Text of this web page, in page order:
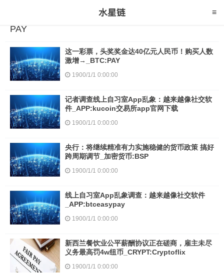
PAY
这一彩票，头奖奖金达40亿元人民币！购买人数
激增→_BTC:PAY
1900/1/1 0:00:00
记者调查线上自习室App乱象：越来越像社交软
件_APP:kucoin交易所app官网下载
1900/1/1 0:00:00
央行：将继续精准有力实施稳健的货币政策 搞好
跨周期调节_加密货币:BSP
1900/1/1 0:00:00
线上自习室App乱象调查：越来越像社交软件
_APP:btceasypay
1900/1/1 0:00:00
新西兰餐饮业公平薪酬协议正在磋商，雇主未尽
义务最高罚4w纽币_CRYPT:Cryptoflix
1900/1/1 0:00:00